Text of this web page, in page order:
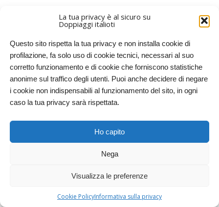
La tua privacy è al sicuro su
Doppiaggi italioti
Questo sito rispetta la tua privacy e non installa cookie di
profilazione, fa solo uso di cookie tecnici, necessari al suo
corretto funzionamento e di cookie che forniscono statistiche
anonime sul traffico degli utenti. Puoi anche decidere di negare
i cookie non indispensabili al funzionamento del sito, in ogni
caso la tua privacy sarà rispettata.
Ho capito
Nega
Visualizza le preferenze
Cookie PolicyInformativa sulla privacy
ARTICOLI RECENTI
2024
Il cagnaccio dei Baskervilles (1978) – Un film indegno di nota 27 Agosto
2024
Titoli SBALLATI! Film di ballo con titoli italiani completamente alterati6
Aprile 2024
Indiana Jones e l’ultima crociata… questo doppiaggio dovrebbe stare in
SOCIAL